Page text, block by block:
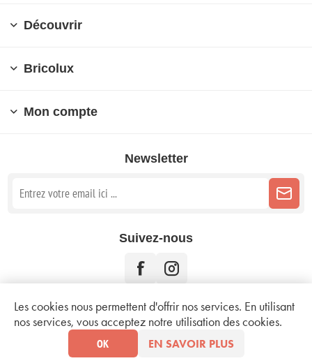
Découvrir
Bricolux
Mon compte
Newsletter
Suivez-nous
Copyright © 2026 Bricolux. Tous droits réservés.
Conditions d'utilisation
Les cookies nous permettent d'offrir nos services. En utilisant
nos services, vous acceptez notre utilisation des cookies.
OK EN SAVOIR PLUS